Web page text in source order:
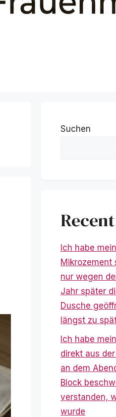
Suchen
Ich habe
Mikrozement
nur wegen
Jahr später
Dusche
längst zu
Ich habe
direkt aus
an dem
Block
verstanden,
wurde